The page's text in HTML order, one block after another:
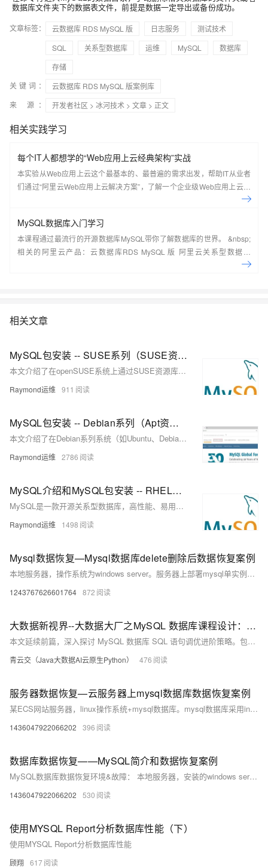
数据库文件夹下的数据表文件，前提是数据一定导出或备份成功。
文章标签： 云数据库 RDS MySQL 版 日志服务
测试技术
SQL
关系型数据库 运维 MySQL
数据库
存储
关键词：
云数据库 RDS MySQL 版案例库
来 源：
开发者社区 > 冰河技术 > 文章 > 正文
相关实践学习
每个IT人都想学的“Web应用上云经典架构”实战
本实验从Web应用上云这个最基本的、最普遍的需求出发，帮助IT从业者
们通过“阿里云Web应用上云解决方案”，了解一个企业级Web应用上云的
MySQL数据库入门学习
本课程通过最流行的开源数据库MySQL带你了解数据库的世界。 &nbsp;
相关的阿里云产品：云数据库RDS MySQL 版 阿里云关系型数据库
RDS（Relational Database Service）是一种稳定可靠、可弹性伸缩的在
相关文章
MySQL包安装 -- SUSE系列（SUSE资源库安装MySQL）
本文介绍了在openSUSE系统上通过SUSE资源库安装MySQL 8.0和8.4版本的完整步骤，包括配置国内镜像源、安装MySQL服务、启动并验证运行状态，以及修改初始密码等操作，适用于希望在SUSE系列系统中快速部署MySQL的用户。
Raymond运维 911
MySQL包安装 -- Debian系列（Apt资源库安装MySQL）
本文介绍了在Debian系列系统（如Ubuntu、Debian 11/12）中通过APT仓库安装MySQL 8.0和8.4版本的完整步骤，涵盖添加官方源、配置国内镜像、安装服务及初始化设置，并验证运行状态，适用于各类Linux运维场景。
Raymond运维 2786
MySQL介绍和MySQL包安装 -- RHEL系列（Yum资源库安装MySQL）
MySQL是一款开源关系型数据库，高性能、易用、跨平台，支持多种存储引擎，广泛应用于Web开发、企业级应用等领域。本教程介绍其特点、架构及在主流Linux系统中的安装配置方法。
Raymond运维 1498
Mysql数据恢复—Mysql数据库delete删除后数据恢复案例
本地服务器，操作系统为windows server。服务器上部署mysql单实例，innodb引擎，独立表空间。未进行数据库备份，未开启binlog。 人为误操作使用Delete命令删除数据时未添加where子句，导致全表数据被删除。删除后未对该表进行任何操作。需要恢复误删除的数据。 在本案例中的mysql数据库未进行备份，也未开启binlog日志，无法直接还原数据库。
1243767626601764 872
大数据新视界--大数据大厂之MySQL 数据库课程设计：MySQL 数据库 SQL 语句调优的进阶策略与实际案例（2-2）
本文延续前篇，深入探讨 MySQL 数据库 SQL 语句调优进阶策略。包括优化索引使用，介绍多种索引类型及避免索引失效等；调整数据库参数，如缓冲池、连接数和日志参数；还有分区表、垂直拆分等其他优化方法。通过实际案例分析展示调优效果。回顾与数据库课程设计相关文章，强调全面认识 MySQL 数据库重要性。为读者提供综合调优指导，确保数据库高效运行。
青云交（Java大数据AI云原生Python） 476
服务器数据恢复—云服务器上mysql数据库数据恢复案例
某ECS网站服务器，linux操作系统+mysql数据库。mysql数据库采用innodb作为默认存储引擎。 在执行数据库版本更新测试时，操作人员误误将在本来应该在测试库执行的sql脚本在生产库上执行，导致生产库上部分表被truncate，还有部分表中少量数据被delete。
1436047922066202 396
数据库数据恢复——MySQL简介和数据恢复案例
MySQL数据库数据恢复环境&故障： 本地服务器，安装的windows server操作系统。 操作系统上部署MySQL单实例，引擎类型为innodb，表空间类型为独立表空间。该MySQL数据库没有备份，未开启binlog。 人为误操作，在用Delete命令删除数据时未添加where子句进行筛选导致全表数据被删除，删除后未对该表进行任何操作。
1436047922066202 530
使用MYSQL Report分析数据库性能（下）
使用MYSQL Report分析数据库性能
顾翔 617